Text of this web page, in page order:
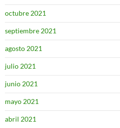
octubre 2021
septiembre 2021
agosto 2021
julio 2021
junio 2021
mayo 2021
abril 2021